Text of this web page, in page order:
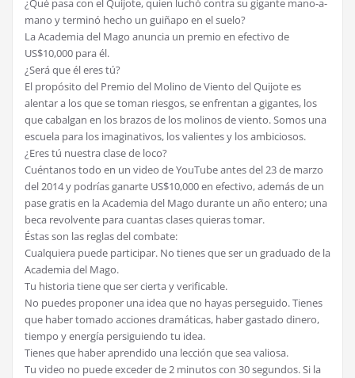
¿Qué pasa con el Quijote, quien luchó contra su gigante mano-a-
mano y terminó hecho un guiñapo en el suelo?
La Academia del Mago anuncia un premio en efectivo de
US$10,000 para él.
¿Será que él eres tú?
El propósito del Premio del Molino de Viento del Quijote es
alentar a los que se toman riesgos, se enfrentan a gigantes, los
que cabalgan en los brazos de los molinos de viento. Somos una
escuela para los imaginativos, los valientes y los ambiciosos.
¿Eres tú nuestra clase de loco?
Cuéntanos todo en un video de YouTube antes del 23 de marzo
del 2014 y podrías ganarte US$10,000 en efectivo, además de un
pase gratis en la Academia del Mago durante un año entero; una
beca revolvente para cuantas clases quieras tomar.
Éstas son las reglas del combate:
Cualquiera puede participar. No tienes que ser un graduado de la
Academia del Mago.
Tu historia tiene que ser cierta y verificable.
No puedes proponer una idea que no hayas perseguido. Tienes
que haber tomado acciones dramáticas, haber gastado dinero,
tiempo y energía persiguiendo tu idea.
Tienes que haber aprendido una lección que sea valiosa.
Tu video no puede exceder de 2 minutos con 30 segundos. Si la